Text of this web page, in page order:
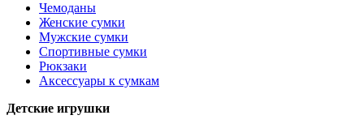
Чемоданы
Женские сумки
Мужские сумки
Спортивные сумки
Рюкзаки
Аксессуары к сумкам
Детские игрушки